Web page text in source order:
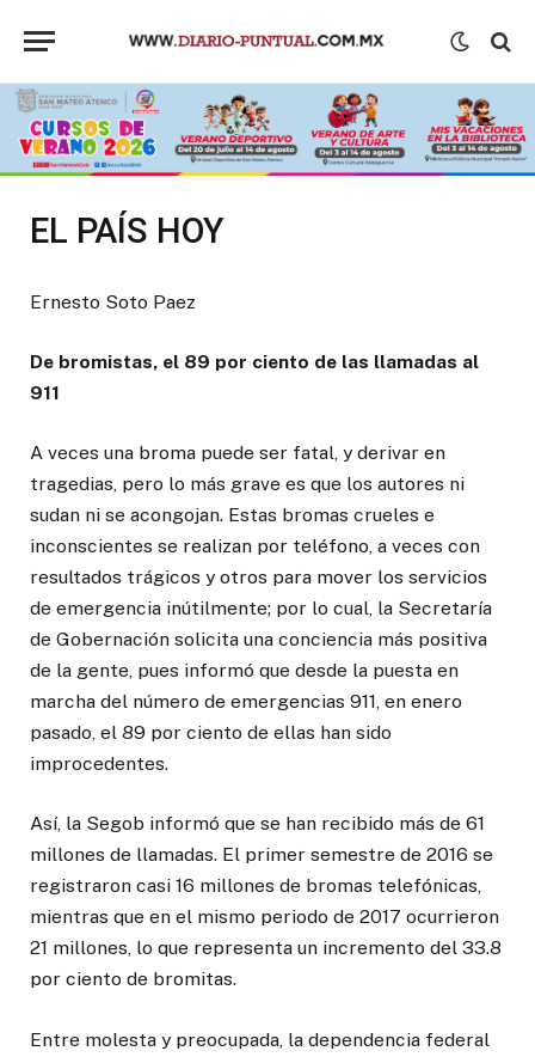
EL PAÍS HOY
Ernesto Soto Paez
De bromistas, el 89 por ciento de las llamadas al
911
A veces una broma puede ser fatal, y derivar en
tragedias, pero lo más grave es que los autores ni
sudan ni se acongojan. Estas bromas crueles e
inconscientes se realizan por teléfono, a veces con
resultados trágicos y otros para mover los servicios
de emergencia inútilmente; por lo cual, la Secretaría
de Gobernación solicita una conciencia más positiva
de la gente, pues informó que desde la puesta en
marcha del número de emergencias 911, en enero
pasado, el 89 por ciento de ellas han sido
improcedentes.
Así, la Segob informó que se han recibido más de 61
millones de llamadas. El primer semestre de 2016 se
registraron casi 16 millones de bromas telefónicas,
mientras que en el mismo periodo de 2017 ocurrieron
21 millones, lo que representa un incremento del 33.8
por ciento de bromitas.
Entre molesta y preocupada, la dependencia federal